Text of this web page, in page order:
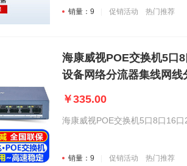
销量：9 促销活动 热门推荐
海康威视POE交换机5口
设备网络分流器集线网线
￥335.00
海康威视POE交换机5口8口16
销量：9 促销活动 热门推荐